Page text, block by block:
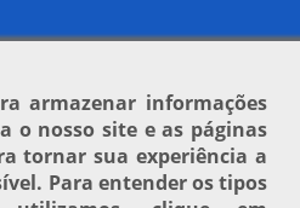
armazenar informações
o nosso site e as páginas
tornar sua experiência a
Para entender os tipos